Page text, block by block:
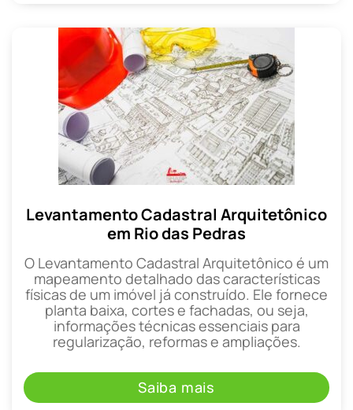
Levantamento Cadastral Arquitetônico
em Rio das Pedras
O Levantamento Cadastral Arquitetônico é um
mapeamento detalhado das características
físicas de um imóvel já construído. Ele fornece
planta baixa, cortes e fachadas, ou seja,
informações técnicas essenciais para
regularização, reformas e ampliações.
Saiba mais